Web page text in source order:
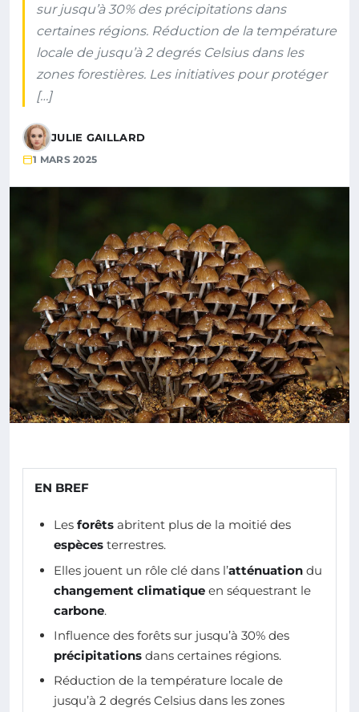
sur jusqu’à 30% des précipitations dans
certaines régions. Réduction de la température
locale de jusqu’à 2 degrés Celsius dans les
zones forestières. Les initiatives pour protéger
[…]
JULIE GAILLARD
1 MARS 2025
EN BREF
Les forêts abritent plus de la moitié des
espèces terrestres.
Elles jouent un rôle clé dans l’atténuation du
changement climatique en séquestrant le
carbone.
Influence des forêts sur jusqu’à 30% des
précipitations dans certaines régions.
Réduction de la température locale de
jusqu’à 2 degrés Celsius dans les zones